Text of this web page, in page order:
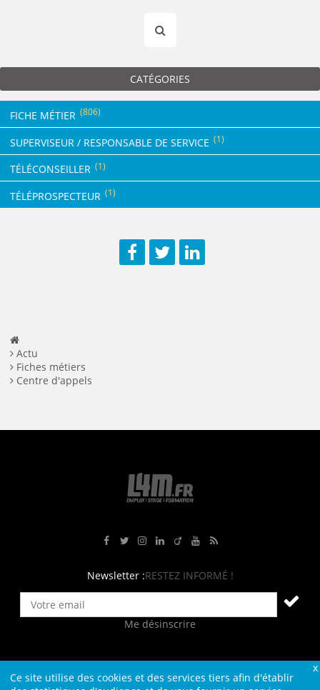
Ce site utilise des cookies et des services tiers afin d'établir
CATÉGORIES
FICHE MÉTIER (806)
SUPERVISEUR / RESPONSABLE DE SERVICE (1)
TÉLÉCONSEILLER (1)
TÉLÉPROSPECTEUR (1)
Actu
Fiches métiers
Centre d'appels
Newsletter :RESTEZ INFORMÉ !
Me désinscrire
Contact Plan du site Qui sommes-nous ? Liens